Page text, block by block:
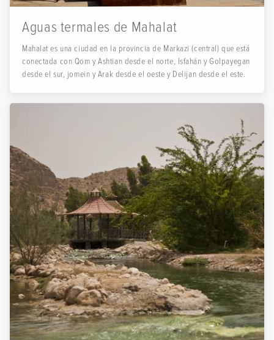
Aguas termales de Mahalat
Mahalat es una ciudad en la provincia de Markazi (central) que está
conectada con Qom y Ashtian desde el norte, Isfahán y Golpayegan
desde el sur, jomein y Arak desde el oeste y Delijan desde el este.